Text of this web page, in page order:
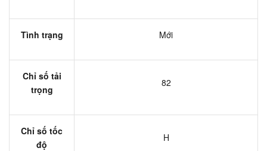
Tình trạng Mới
Chỉ số tải
trọng
82
Chỉ số tốc
độ
H